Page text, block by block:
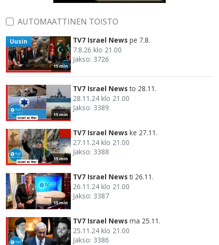
AUTOMAATTINEN TOISTO
15 min
Uusin TV7 Israel News pe 7.8.
7.8.26 klo 21.00
Jakso: 3726
15 min
TV7 Israel News to 28.11.
28.11.24 klo 21.00
Jakso: 3389
15 min
TV7 Israel News ke 27.11.
27.11.24 klo 21.00
Jakso: 3388
15 min
TV7 Israel News ti 26.11.
26.11.24 klo 21.00
Jakso: 3387
TV7 Israel News ma 25.11.
25.11.24 klo 21.00
Jakso: 3386